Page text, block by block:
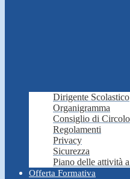
Dirigente Scolastico
Organigramma
Consiglio di Circolo
Regolamenti
Privacy
Sicurezza
Piano delle attività
Offerta Formativa